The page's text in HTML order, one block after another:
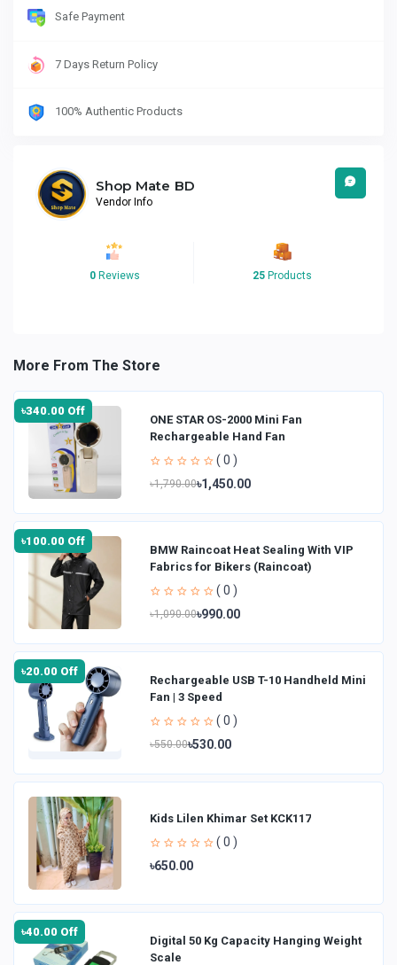
Safe Payment
7 Days Return Policy
100% Authentic Products
Shop Mate BD
Vendor Info
0 Reviews 25 Products
More From The Store
৳340.00 Off
ONE STAR OS-2000 Mini Fan
Rechargeable Hand Fan
( 0 )
৳1,790.00৳1,450.00
৳100.00 Off
BMW Raincoat Heat Sealing With VIP
Fabrics for Bikers (Raincoat)
( 0 )
৳1,090.00৳990.00
৳20.00 Off
Rechargeable USB T-10 Handheld Mini
Fan | 3 Speed
( 0 )
৳550.00৳530.00
Kids Lilen Khimar Set KCK117
( 0 )
৳650.00
৳40.00 Off
Digital 50 Kg Capacity Hanging Weight
Scale